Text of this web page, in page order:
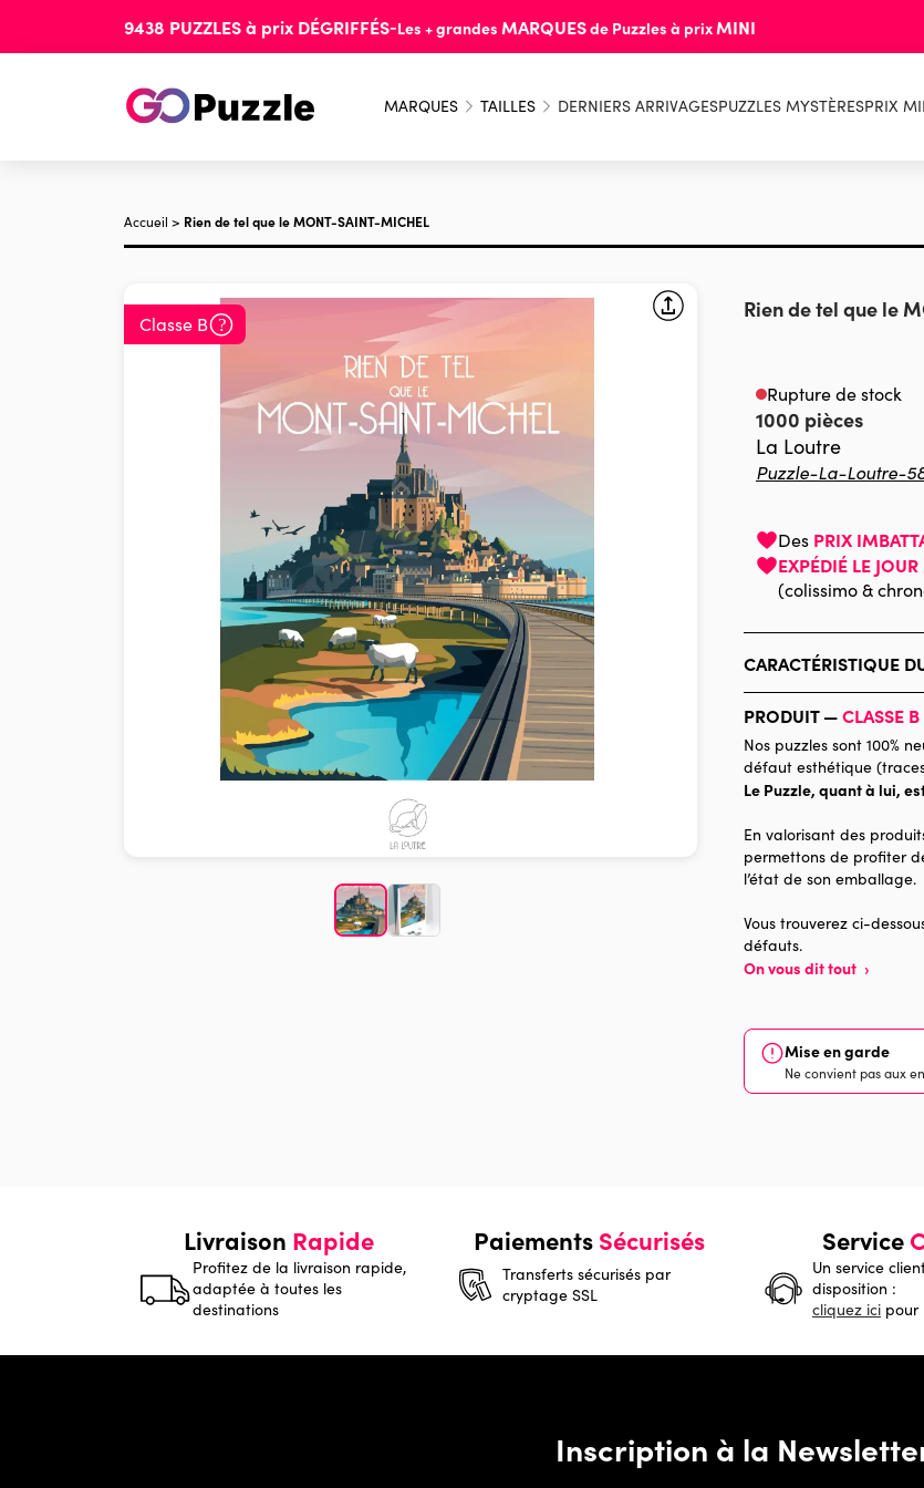
9438 PUZZLESà prix DÉGRIFFÉS-Les + grandes MARQUESde Puzzles à prix MINI
MARQUES TAILLES DERNIERS ARRIVAGESPUZZLES MYSTÈRESPRIX
Accueil > Rien de tel que le MONT-SAINT-MICHEL
Classe B
Rien de tel que le
Rupture de stock
1000 pièces
La Loutre
Puzzle-La-Loutre-
Des PRIX
EXPÉDIÉ LE
(colissimo &
CARACTÉRISTIQUE
Marque
Catégorie
Age
Provenance
Nombre de pièces
Dimensions
PRODUIT —CLASSE B
Nos puzzles sont 100%
défaut esthétique
Le Puzzle, quant à lui,
En valorisant des
permettons de profiter
l’état de son emballage.
Vous trouverez ci-
défauts.
On vous dit tout ›
Mise en garde
Ne convient pas aux
Livraison Rapide
Profitez de la livraison rapide,
adaptée à toutes les
destinations
PaiementsSécurisés
Transferts sécurisés par
cryptage SSL
Service
Un service
disposition :
cliquez ici pour
Inscription à la